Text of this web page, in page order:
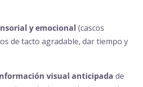
y emocional (cascos
de tacto agradable, dar tiempo y
visual anticipada de